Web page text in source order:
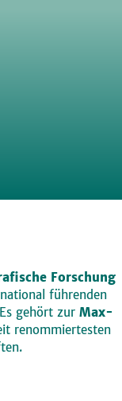
Forschung
führenden
gehört zur Max-
renommiertesten